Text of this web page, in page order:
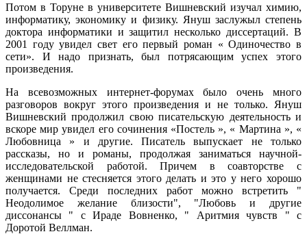
Потом в Торуне в университете Вишневский изучал химию,
информатику, экономику и физику. Януш заслужыл степень
доктора информатики и защитил несколько диссертаций. В
2001 году увидел свет его первый роман « Одиночество в
сети». И надо признать, был потрясающим успех этого
произведения.
На всевозможных интернет-форумах было очень много
разговоров вокруг этого произведения и не только. Януш
Вишневский продолжил свою писательскую деятельность и
вскоре мир увидел его сочинения «Постель », « Мартина », «
Любовница » и другие. Писатель выпускает не только
рассказы, но и романы, продолжая заниматься научной-
исследовательской работой. Причем в соавторстве с
женщинами не стесняется этого делать и это у него хорошо
получается. Среди последних работ можно встретить "
Неодолимое желание близости", "Любовь и другие
диссонансы " с Ираде Вовненко, " Аритмия чувств " с
Доротой Веллман.